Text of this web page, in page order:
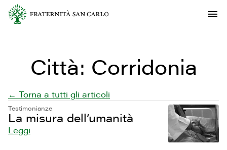
Città: Corridonia
← Torna a tutti gli articoli
Testimonianze
La misura dell’umanità
Leggi